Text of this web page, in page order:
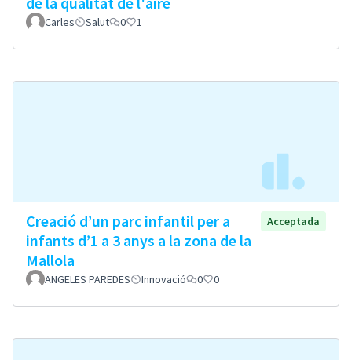
Carles Salut 0 1
Creació d’un parc infantil per a
infants d’1 a 3 anys a la zona de la
Mallola
Acceptada
ANGELES PAREDES Innovació 0 0